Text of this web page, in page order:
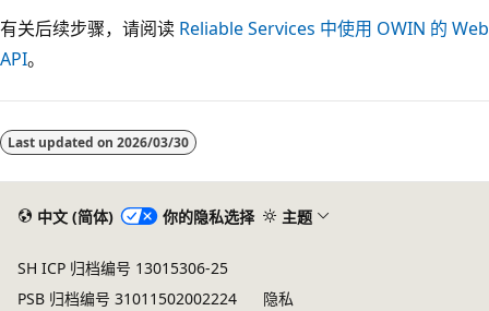
有关后续步骤，请阅读 Reliable Services 中使用 OWIN 的 Web
API。
Last updated on 2026/03/30
中文 (简体) 你的隐私选择 主题
SH ICP 归档编号 13015306-25
PSB 归档编号 31011502002224
隐私